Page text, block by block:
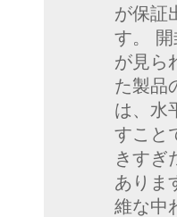
が保証
す。
が見ら
た製品
は、水
すこと
きすぎ
ありま
維な中